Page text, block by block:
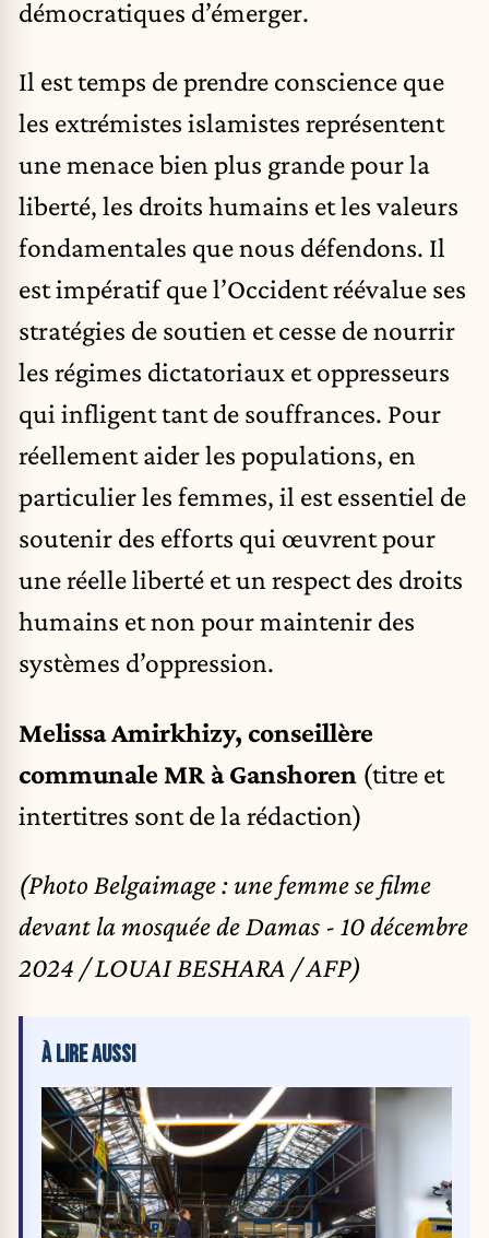
démocratiques d’émerger.
Il est temps de prendre conscience que
les extrémistes islamistes représentent
une menace bien plus grande pour la
liberté, les droits humains et les valeurs
fondamentales que nous défendons. Il
est impératif que l’Occident réévalue ses
stratégies de soutien et cesse de nourrir
les régimes dictatoriaux et oppresseurs
qui infligent tant de souffrances. Pour
réellement aider les populations, en
particulier les femmes, il est essentiel de
soutenir des efforts qui œuvrent pour
une réelle liberté et un respect des droits
humains et non pour maintenir des
systèmes d’oppression.
Melissa Amirkhizy, conseillère
communale MR à Ganshoren (titre et
intertitres sont de la rédaction)
(Photo Belgaimage : une femme se filme
devant la mosquée de Damas - 10 décembre
2024 / LOUAI BESHARA / AFP)
À LIRE AUSSI